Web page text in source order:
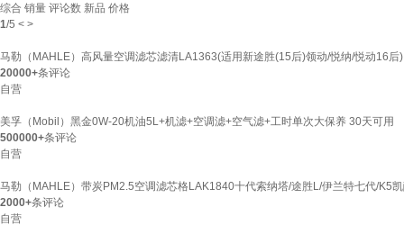
综合 销量 评论数 新品 价格
1/5 < >
马勒（MAHLE）高风量空调滤芯滤清LA1363(适用新途胜(15后)领动/悦纳/悦动16后)
20000+条评论
自营
美孚（Mobil）黑金0W-20机油5L+机滤+空调滤+空气滤+工时单次大保养 30天可用
500000+条评论
自营
马勒（MAHLE）带炭PM2.5空调滤芯格LAK1840十代索纳塔/途胜L/伊兰特七代/K5
2000+条评论
自营